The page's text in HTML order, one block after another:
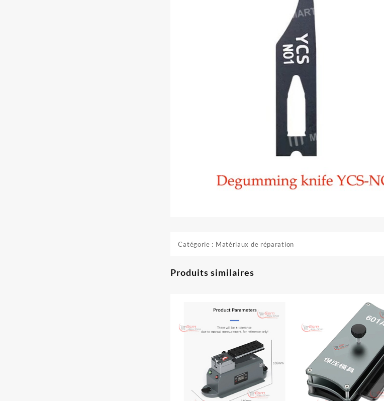
Catégorie : Matériaux de réparation
Produits similaires